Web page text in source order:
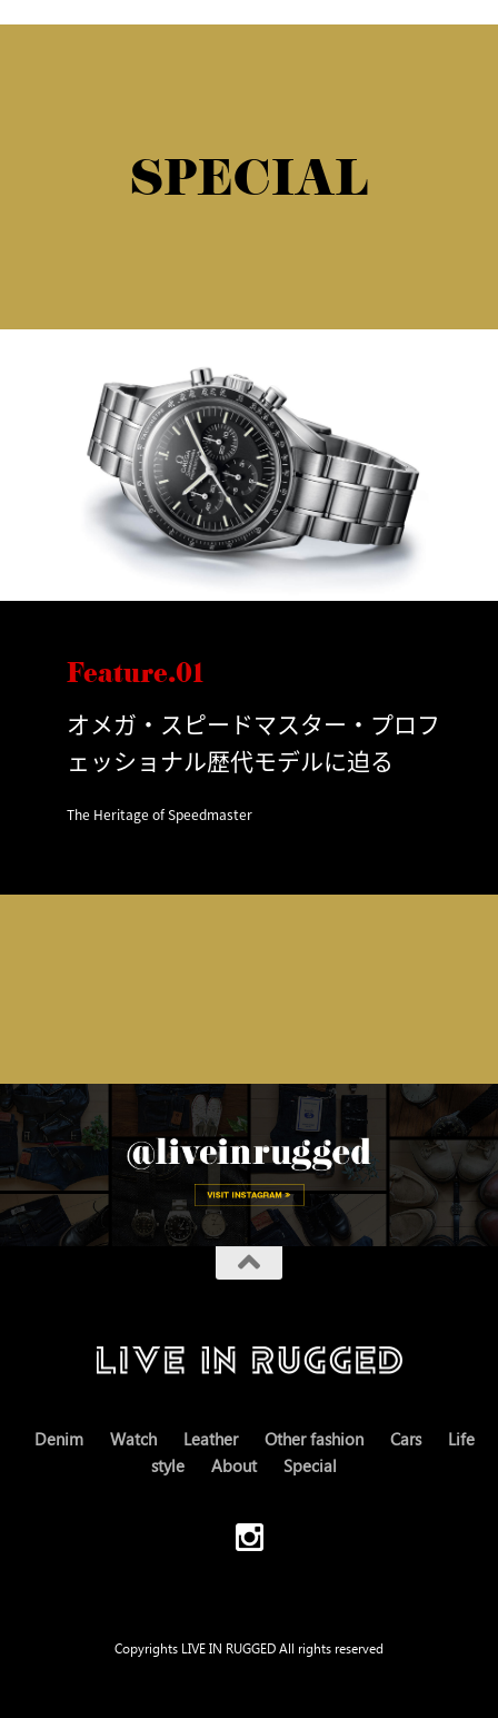
SPECIAL
Feature.01
オメガ・スピードマスター・プロフ
ェッショナル歴代モデルに迫る
The Heritage of Speedmaster
Denim Watch Leather Other fashion Cars
Life
style
About Special
Copyrights LIVE IN RUGGED All rights reserved